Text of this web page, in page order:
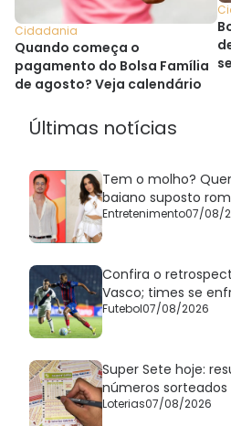
Cidadania
Quando começa o
pagamento do Bolsa Família
de agosto? Veja calendário
Últimas notícias
Tem o molho?
baiano suposto
Entretenimento07/08/
Confira o
Vasco; times se
Futebol07/08/2026
Super Sete hoje:
números sorteados
Loterias07/08/2026